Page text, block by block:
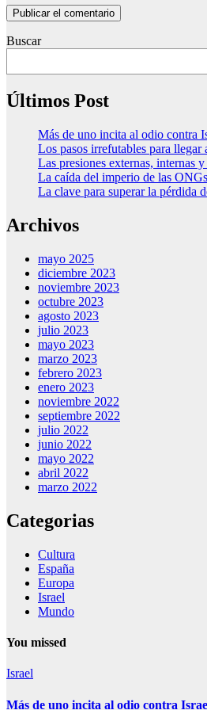
Buscar
Últimos Post
Más de uno incita al odio contra
Los pasos irrefutables para llegar
Las presiones externas, internas
La caída del imperio de las
La clave para superar la pérdida
Archivos
mayo 2025
diciembre 2023
noviembre 2023
octubre 2023
agosto 2023
julio 2023
mayo 2023
marzo 2023
febrero 2023
enero 2023
noviembre 2022
septiembre 2022
julio 2022
junio 2022
mayo 2022
abril 2022
marzo 2022
Categorias
Cultura
España
Europa
Israel
Mundo
You missed
Israel
Más de uno incita al odio contra